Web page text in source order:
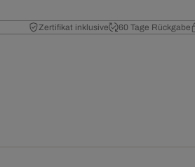
Zertifikat inklusive 60 Tage Rückgabe